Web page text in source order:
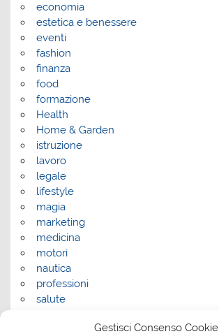
Gestisci Consenso Cookie
economia
estetica e benessere
eventi
fashion
finanza
food
formazione
Health
Home & Garden
istruzione
lavoro
legale
lifestyle
magia
marketing
medicina
motori
nautica
professioni
salute